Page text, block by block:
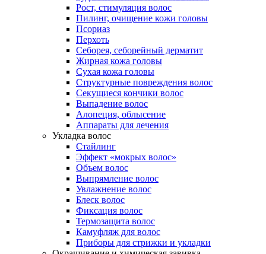
Рост, стимуляция волос
Пилинг, очищение кожи головы
Псориаз
Перхоть
Себорея, себорейный дерматит
Жирная кожа головы
Сухая кожа головы
Структурные повреждения волос
Секущиеся кончики волос
Выпадение волос
Алопеция, облысение
Аппараты для лечения
Укладка волос
Стайлинг
Эффект «мокрых волос»
Объем волос
Выпрямление волос
Увлажнение волос
Блеск волос
Фиксация волос
Термозащита волос
Камуфляж для волос
Приборы для стрижки и укладки